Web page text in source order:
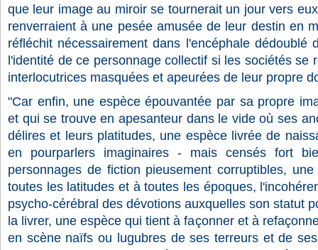
que leur image au miroir se tournerait un jour vers
renverraient à une pesée amusée de leur destin en
réfléchit nécessairement dans l'encéphale dédoublé
l'identité de ce personnage collectif si les sociétés se
interlocutrices masquées et apeurées de leur propre
"Car enfin, une espèce épouvantée par sa propre
et qui se trouve en apesanteur dans le vide où ses
délires et leurs platitudes, une espèce livrée de
en pourparlers imaginaires - mais censés fort
personnages de fiction pieusement corruptibles,
toutes les latitudes et à toutes les époques,
psycho-cérébral des dévotions auxquelles son statut
la livrer, une espèce qui tient à façonner et à
en scène naïfs ou lugubres de ses terreurs et de